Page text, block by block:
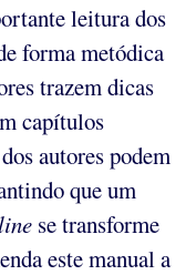
leitura dos
forma metódica
trazem dicas
capítulos
autores podem
que um
se transforme
este manual a